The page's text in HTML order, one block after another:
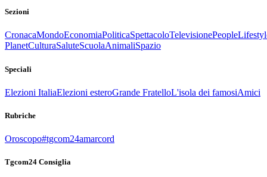
Sezioni
CronacaMondoEconomiaPoliticaSpettacoloTelevisionePeople
PlanetCulturaSaluteScuolaAnimaliSpazio
Speciali
Elezioni ItaliaElezioni esteroGrande FratelloL'isola dei famosiAmici
Rubriche
Oroscopo#tgcom24amarcord
Tgcom24 Consiglia